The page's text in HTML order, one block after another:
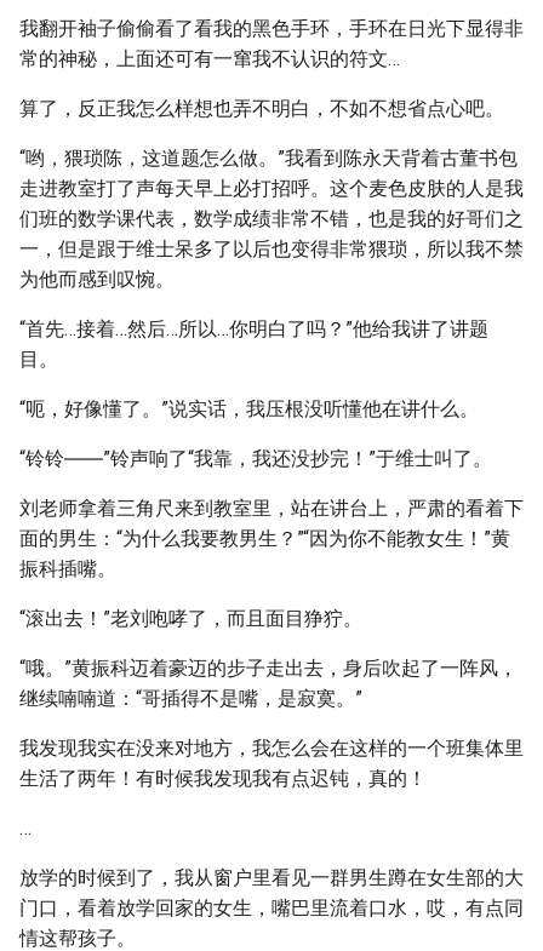
我翻开袖子偷偷看了看我的黑色手环，手环在日光下显得非
常的神秘，上面还可有一窜我不认识的符文…
算了，反正我怎么样想也弄不明白，不如不想省点心吧。
“哟，猥琐陈，这道题怎么做。”我看到陈永天背着古董书包
走进教室打了声每天早上必打招呼。这个麦色皮肤的人是我
们班的数学课代表，数学成绩非常不错，也是我的好哥们之
一，但是跟于维士呆多了以后也变得非常猥琐，所以我不禁
为他而感到叹惋。
“首先…接着…然后…所以…你明白了吗？”他给我讲了讲题
目。
“呃，好像懂了。”说实话，我压根没听懂他在讲什么。
“铃铃――”铃声响了“我靠，我还没抄完！”于维士叫了。
刘老师拿着三角尺来到教室里，站在讲台上，严肃的看着下
面的男生：“为什么我要教男生？”“因为你不能教女生！”黄
振科插嘴。
“滚出去！”老刘咆哮了，而且面目狰狞。
“哦。”黄振科迈着豪迈的步子走出去，身后吹起了一阵风，
继续喃喃道：“哥插得不是嘴，是寂寞。”
我发现我实在没来对地方，我怎么会在这样的一个班集体里
生活了两年！有时候我发现我有点迟钝，真的！
…
放学的时候到了，我从窗户里看见一群男生蹲在女生部的大
门口，看着放学回家的女生，嘴巴里流着口水，哎，有点同
情这帮孩子。